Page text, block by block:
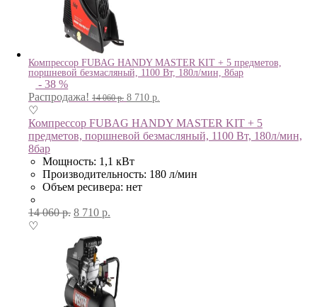
Компрессор FUBAG HANDY MASTER KIT + 5 предметов,
поршневой безмасляный, 1100 Вт, 180л/мин, 8бар
- 38 %
Распродажа! 14 060р. 8 710 р.
♡
Компрессор FUBAG HANDY MASTER KIT + 5
предметов, поршневой безмасляный, 1100 Вт, 180л/мин,
8бар
Мощность: 1,1 кВт
Производительность: 180 л/мин
Объем ресивера: нет
14 060р. 8 710 р.
♡